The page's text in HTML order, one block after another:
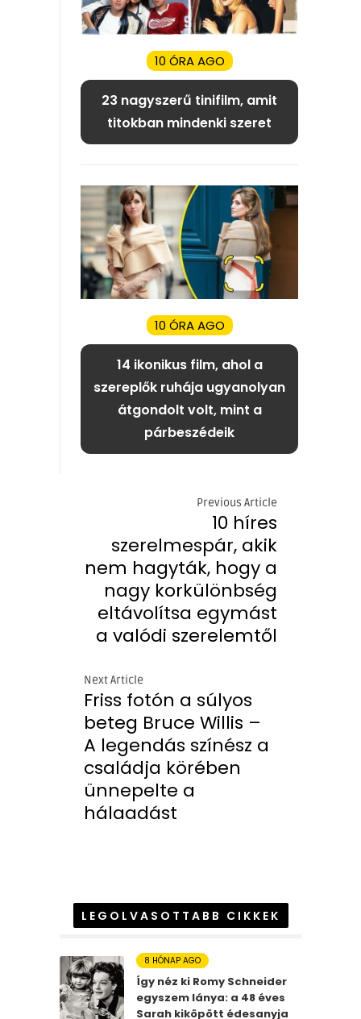
10 ÓRA AGO
23 nagyszerű tinifilm, amit
titokban mindenki szeret
10 ÓRA AGO
14 ikonikus film, ahol a
szereplők ruhája ugyanolyan
átgondolt volt, mint a
párbeszédeik
Previous Article
10 híres
szerelmespár, akik
nem hagyták, hogy a
nagy korkülönbség
eltávolítsa egymást
a valódi szerelemtől
Next Article
Friss fotón a súlyos
beteg Bruce Willis –
A legendás színész a
családja körében
ünnepelte a
hálaadást
LEGOLVASOTTABB CIKKEK
8 HÓNAP AGO
Így néz ki Romy Schneider
egyszem lánya: a 48 éves
Sarah kiköpött édesanyja